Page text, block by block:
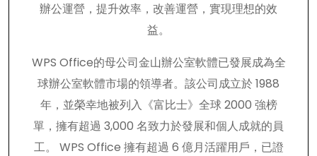
辦公運營，提升效率，改善運營，實現理想的效
益。
WPS Office的母公司金山辦公室軟體已發展成為全
球辦公室軟體市場的領導者。該公司成立於 1988
年，並榮幸地被列入《富比士》全球 2000 強榜
單，擁有超過 3,000 名致力於發展和個人成就的員
工。 WPS Office 擁有超過 6 億月活躍用戶，已證